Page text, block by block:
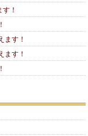
！
ます！
ます！